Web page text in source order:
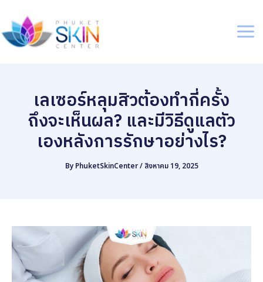
content
เลเซอร์หลุมสิวต้องทำกี่ครั้ง
ถึงจะเห็นผล? และมีวิธีดูแลตัว
เองหลังการรักษาอย่างไร?
By PhuketSkinCenter/สิงหาคม 19, 2025